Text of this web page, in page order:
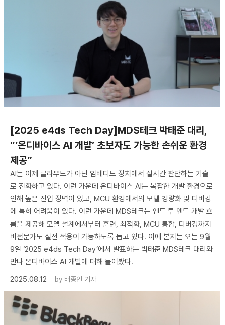
[2025 e4ds Tech Day]MDS테크 박태준 대리,
“‘온디바이스 AI 개발’ 초보자도 가능한 손쉬운 환경
제공”
AI는 이제 클라우드가 아닌 임베디드 장치에서 실시간 판단하는 기술
로 진화하고 있다. 이런 가운데 온디바이스 AI는 복잡한 개발 환경으로
인해 높은 진입 장벽이 있고, MCU 환경에서의 모델 경량화 및 디버깅
에 특히 어려움이 있다. 이런 가운데 MDS테크는 엔드 투 엔드 개발 흐
름을 제공해 모델 설계에서부터 훈련, 최적화, MCU 통합, 디버깅까지
비전문가도 실전 적용이 가능하도록 돕고 있다. 이에 본지는 오는 9월
9일 ‘2025 e4ds Tech Day’에서 발표하는 박태준 MDS테크 대리와
만나 온디바이스 AI 개발에 대해 들어봤다.
2025.08.12
by 배종인 기자